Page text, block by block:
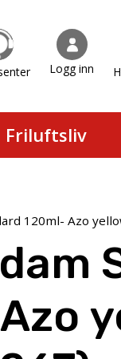
Logg inn
Friluftsliv
120ml- Azo